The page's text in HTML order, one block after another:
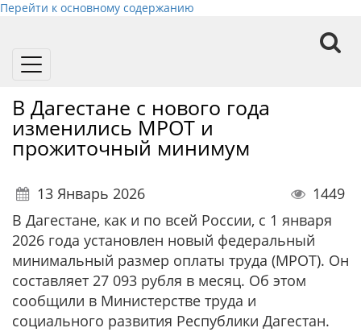
Перейти к основному содержанию
Toggle
В Дагестане с нового года
изменились МРОТ и
прожиточный минимум
13 Январь 2026
1449
В Дагестане, как и по всей России, с 1 января
2026 года установлен новый федеральный
минимальный размер оплаты труда (МРОТ). Он
составляет 27 093 рубля в месяц. Об этом
сообщили в Министерстве труда и
социального развития Республики Дагестан.